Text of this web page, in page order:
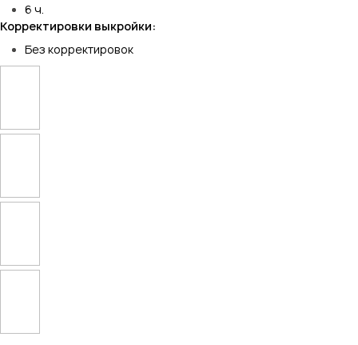
6 ч.
Корректировки выкройки:
Без корректировок